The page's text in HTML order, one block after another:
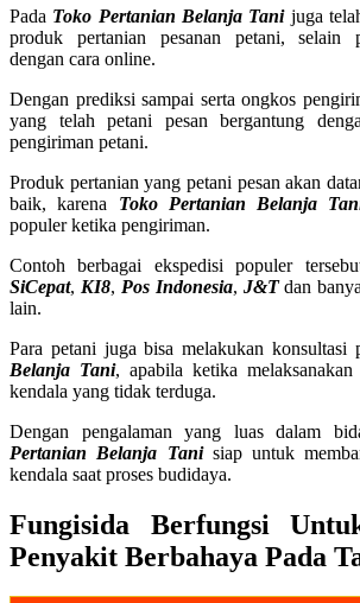
Pada Toko Pertanian Belanja Tanijuga
produk pertanian pesanan petani, selain
dengan cara online.
Dengan prediksi sampai serta ongkos
yang telah petani pesan bergantung
pengiriman petani.
Produk pertanian yang petani pesan akan
baik, karena Toko Pertanian Belanja
populer ketika pengiriman.
Contoh berbagai ekspedisi populer
SiCepat, KI8, Pos Indonesia, J&Tdan
lain.
Para petani juga bisa melakukan konsultasi
Belanja Tani, apabila ketika
kendala yang tidak terduga.
Dengan pengalaman yang luas dalam
Pertanian Belanja Tanisiap untuk
kendala saat proses budidaya.
Fungisida Berfungsi
Penyakit Berbahaya Pada